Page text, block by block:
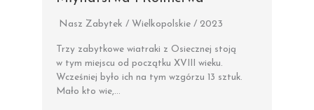
Nasz Zabytek / Wielkopolskie / 2023
Trzy zabytkowe wiatraki z Osiecznej stoją
w tym miejscu od początku XVIII wieku.
Wcześniej było ich na tym wzgórzu 13 sztuk.
Mało kto wie,…